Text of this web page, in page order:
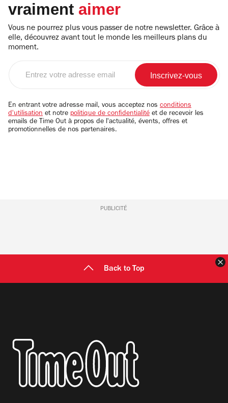
vraiment aimer
Vous ne pourrez plus vous passer de notre newsletter. Grâce à
elle, découvrez avant tout le monde les meilleurs plans du
moment.
email
En entrant votre adresse mail, vous acceptez nos conditions
d'utilisation et notre politique de confidentialité et de recevoir les
emails de Time Out à propos de l'actualité, évents, offres et
promotionnelles de nos partenaires.
PUBLICITÉ
Back to Top